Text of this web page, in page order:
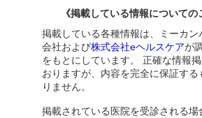
《掲載している情報についての
掲載している各種情報は、ミーカン
会社および株式会社eヘルスケアが
をもとにしています。 正確な情報
おりますが、内容を完全に保証する
りません。
掲載されている医院を受診される場